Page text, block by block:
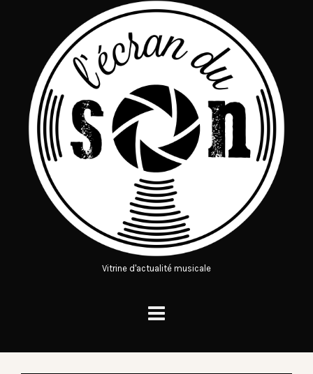
Vitrine d'actualité musicale